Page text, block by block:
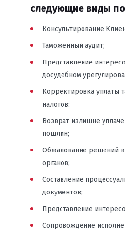
следующие виды
Консультирование
Таможенный аудит;
Представление
досудебном
Корректировка уплаты
налогов;
Возврат излишне
пошлин;
Обжалование решений
органов;
Составление
документов;
Представление
Сопровождение